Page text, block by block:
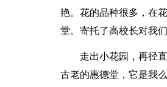
艳。花的品种很多，在
堂。寄托了高校长对我
走出小花园，再径
古老的惠德堂，它是我